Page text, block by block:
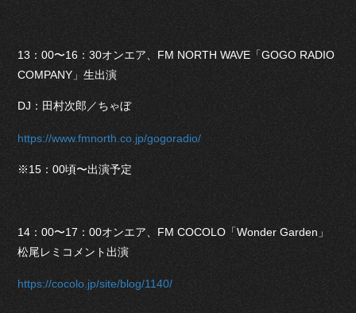
13：00〜16：30オンエア、FM NORTH WAVE「GOGO RADIO
COMPANY」生出演
DJ：田村次郎／ちゃぼ
https://www.fmnorth.co.jp/gogoradio/
※15：00頃〜出演予定
14：00〜17：00オンエア、FM COCOLO「Wonder Garden」
松尾レミコメント出演
https://cocolo.jp/site/blog/1140/